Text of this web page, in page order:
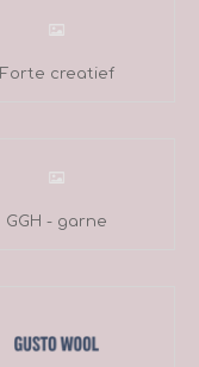
Forte creatief
GGH - garne